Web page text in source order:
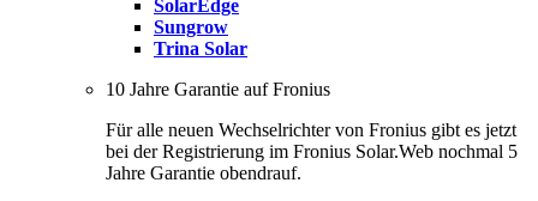
SolarEdge
Sungrow
Trina Solar
10 Jahre Garantie auf Fronius
Für alle neuen Wechselrichter von Fronius gibt es jetzt
bei der Registrierung im Fronius Solar.Web nochmal 5
Jahre Garantie obendrauf.